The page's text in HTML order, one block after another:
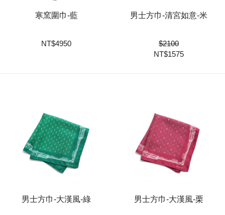
寒窯圍巾-藍
NT$4950
男士方巾-清宮如意-米
$2100
NT$1575
男士方巾-大漢風-綠 男士方巾-大漢風-栗